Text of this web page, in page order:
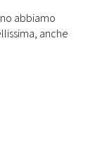
abbiamo
anche